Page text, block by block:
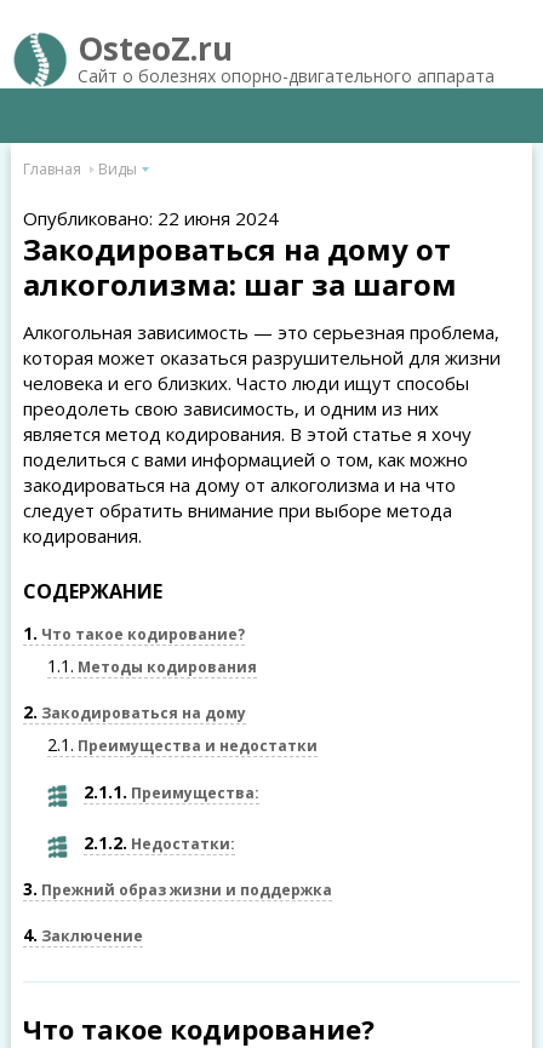
OsteoZ.ru
Сайт о болезнях опорно-двигательного аппарата
Главная Виды
Опубликовано: 22 июня 2024
Закодироваться на дому от
алкоголизма: шаг за шагом
Алкогольная зависимость — это серьезная проблема,
которая может оказаться разрушительной для жизни
человека и его близких. Часто люди ищут способы
преодолеть свою зависимость, и одним из них
является метод кодирования. В этой статье я хочу
поделиться с вами информацией о том, как можно
закодироваться на дому от алкоголизма и на что
следует обратить внимание при выборе метода
кодирования.
СОДЕРЖАНИЕ
1 Что такое кодирование?
1.1 Методы кодирования
2 Закодироваться на дому
2.1 Преимущества и недостатки
2.1.1 Преимущества:
2.1.2 Недостатки:
3 Прежний образ жизни и поддержка
4 Заключение
Что такое кодирование?